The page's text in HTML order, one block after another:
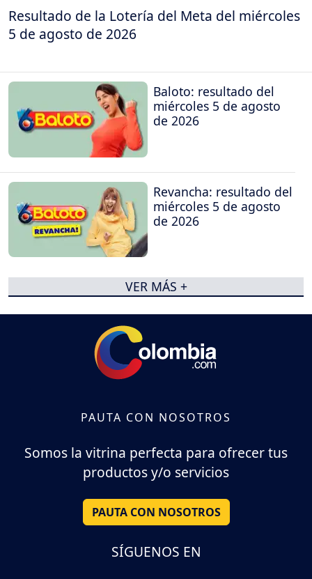
Resultado de la Lotería del Meta del miércoles
5 de agosto de 2026
Baloto: resultado del
miércoles 5 de agosto
de 2026
Revancha: resultado del
miércoles 5 de agosto
de 2026
VER MÁS +
PAUTA CON NOSOTROS
Somos la vitrina perfecta para ofrecer tus
productos y/o servicios
PAUTA CON NOSOTROS
SÍGUENOS EN